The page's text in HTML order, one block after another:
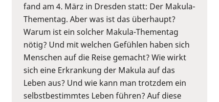
fand am 4. März in Dresden statt: Der Makula-
Thementag. Aber was ist das überhaupt?
Warum ist ein solcher Makula-Thementag
nötig? Und mit welchen Gefühlen haben sich
Menschen auf die Reise gemacht? Wie wirkt
sich eine Erkrankung der Makula auf das
Leben aus? Und wie kann man trotzdem ein
selbstbestimmtes Leben führen? Auf diese